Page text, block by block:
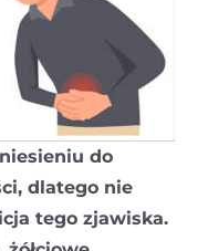
do
dlatego nie
tego zjawiska.